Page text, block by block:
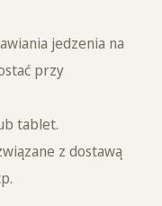
jedzenia na
przy
tablet.
z dostawą